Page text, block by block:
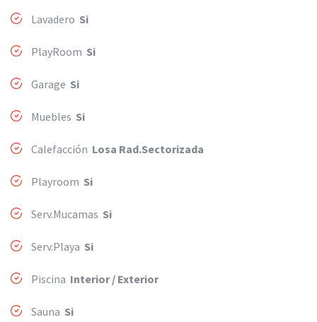
Lavadero Si
PlayRoom Si
Garage Si
Muebles Si
Calefacción Losa Rad.Sectorizada
Playroom Si
Serv.Mucamas Si
Serv.Playa Si
Piscina Interior / Exterior
Sauna Si